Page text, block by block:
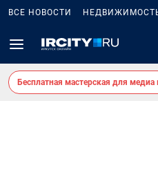
ВСЕ НОВОСТИ
Бесплатная мастерская для медиа